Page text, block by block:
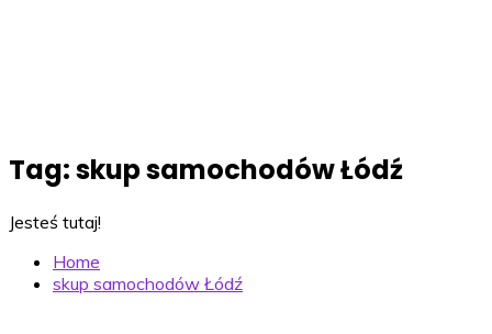
Tag:skup samochodów Łódź
Jesteś tutaj!
Home
skup samochodów Łódź